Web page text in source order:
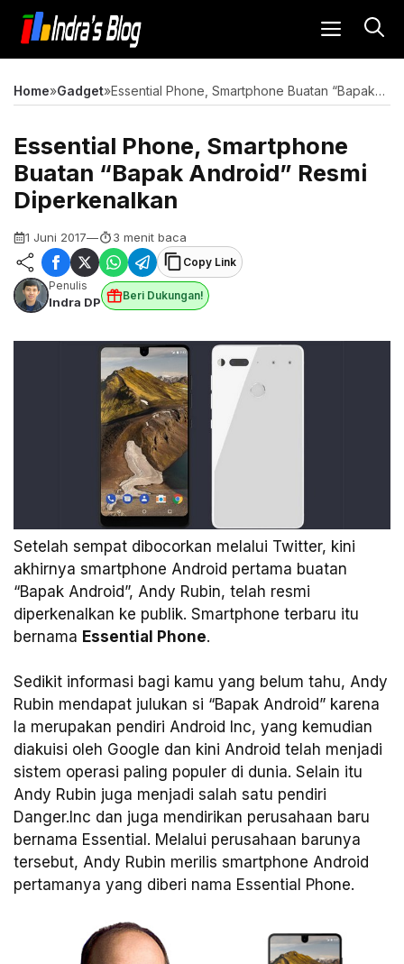
Langsung
isi
MENU
Home»Gadget» Essential Phone, Smartphone Buatan “Bapak Android” Resmi Diperkenalkan
Essential Phone, Smartphone
Buatan “Bapak Android” Resmi
Diperkenalkan
1 Juni 2017— 3 menit baca
Copy Link
Penulis
Indra DP Beri Dukungan!
Setelah sempat dibocorkan melalui Twitter, kini
akhirnya smartphone Android pertama buatan
“Bapak Android”, Andy Rubin, telah resmi
diperkenalkan ke publik. Smartphone terbaru itu
bernama Essential Phone.
Sedikit informasi bagi kamu yang belum tahu, Andy
Rubin mendapat julukan si “Bapak Android” karena
Ia merupakan pendiri Android Inc, yang kemudian
diakuisi oleh Google dan kini Android telah menjadi
sistem operasi paling populer di dunia. Selain itu
Andy Rubin juga menjadi salah satu pendiri
Danger.Inc dan juga mendirikan perusahaan baru
bernama Essential. Melalui perusahaan barunya
tersebut, Andy Rubin merilis smartphone Android
pertamanya yang diberi nama Essential Phone.